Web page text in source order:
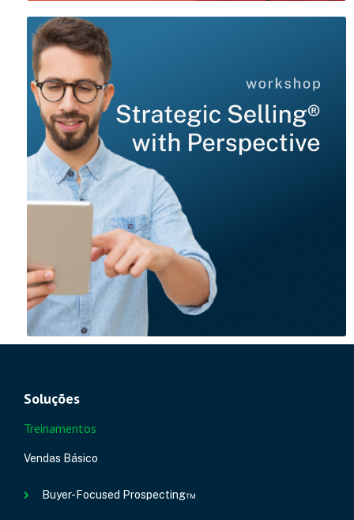
Soluções
Treinamentos
Vendas Básico
Buyer-Focused Prospecting™